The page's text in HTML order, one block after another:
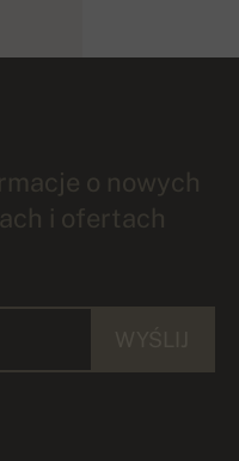
o nowych
i ofertach